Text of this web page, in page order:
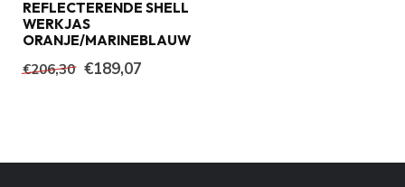
REFLECTERENDE SHELL
WERKJAS
ORANJE/MARINEBLAUW
€206,30 €189,07